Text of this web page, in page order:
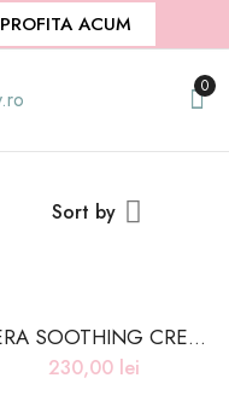
PROFITA ACUM
0
Sort by
CERA SOOTHING CREAM – 80ml
230,00 lei